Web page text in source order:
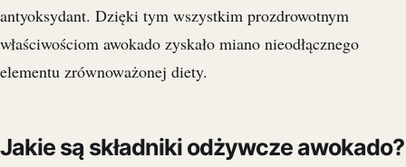
antyoksydant. Dzięki tym wszystkim prozdrowotnym
właściwościom awokado zyskało miano nieodłącznego
elementu zrównoważonej diety.
Jakie są składniki odżywcze awokado?